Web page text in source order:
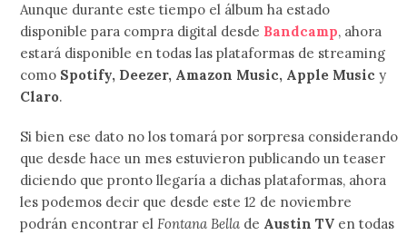
Aunque durante este tiempo el álbum ha estado
disponible para compra digital desde Bandcamp, ahora
estará disponible en todas las plataformas de streaming
como Spotify, Deezer, Amazon Music, Apple Musicy
Claro.
Si bien ese dato no los tomará por sorpresa considerando
que desde hace un mes estuvieron publicando un teaser
diciendo que pronto llegaría a dichas plataformas, ahora
les podemos decir que desde este 12 de noviembre
podrán encontrar el Fontana Bella de Austin TV en todas